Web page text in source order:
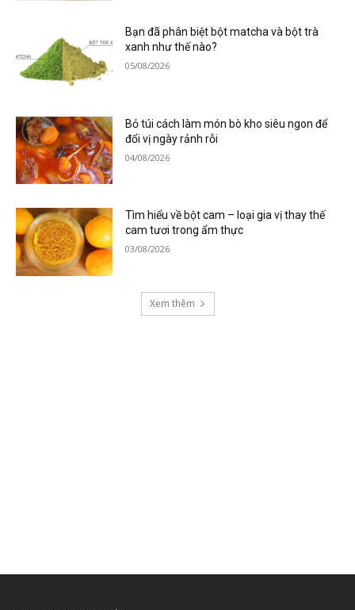
Bạn đã phân biệt bột matcha và bột trà
xanh như thế nào?
05/08/2026
Bỏ túi cách làm món bò kho siêu ngon để
đổi vị ngày rảnh rỗi
04/08/2026
Tìm hiểu về bột cam – loại gia vị thay thế
cam tươi trong ẩm thực
03/08/2026
Xem thêm